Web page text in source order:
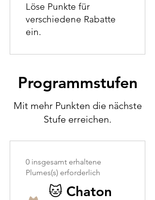
Löse Punkte für
verschiedene Rabatte
ein.
Programmstufen
Mit mehr Punkten die nächste
Stufe erreichen.
🐱 Chaton
0 insgesamt erhaltene
Plumes(s) erforderlich